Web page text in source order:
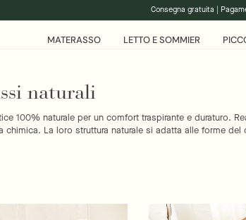
Consegna gratuita |
MATERASSO LETTO E SOMMIER
naturali
100% naturale per un comfort traspirante e duraturo.
La loro struttura naturale si adatta alle forme